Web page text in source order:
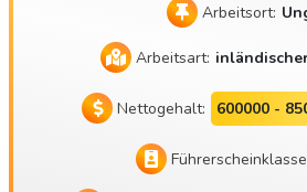
Arbeitsort:
Arbeitsart:
Nettogehalt: 600000 -